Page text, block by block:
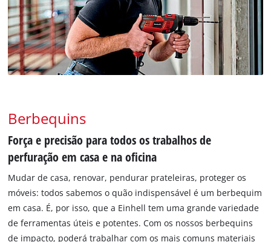
Berbequins
Força e precisão para todos os trabalhos de
perfuração em casa e na oficina
Mudar de casa, renovar, pendurar prateleiras, proteger os
móveis: todos sabemos o quão indispensável é um berbequim
em casa. É, por isso, que a Einhell tem uma grande variedade
de ferramentas úteis e potentes. Com os nossos berbequins
de impacto, poderá trabalhar com os mais comuns materiais